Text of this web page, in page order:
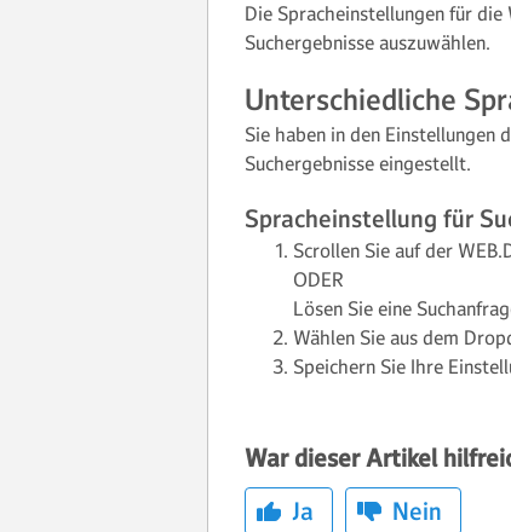
Die Spracheinstellungen für
Suchergebnisse auszuwählen.
Unterschiedliche
Sie haben in den Einstellungen
Suchergebnisse eingestellt.
Spracheinstellung für
Scrollen Sie auf der
ODER
Lösen Sie eine
Wählen Sie aus dem
Speichern Sie Ihre
War dieser Artikel
Ja
Nein